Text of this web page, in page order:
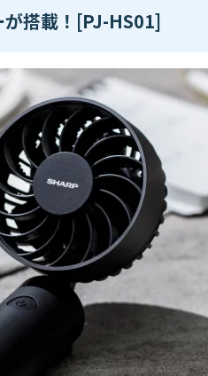
が搭載！[PJ-HS01]